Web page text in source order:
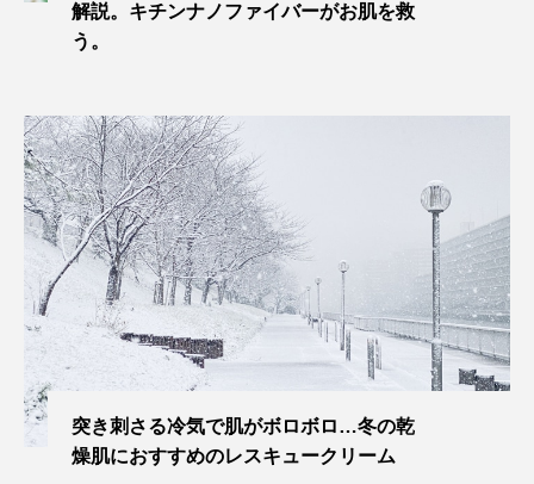
解説。キチンナノファイバーがお肌を救
う。
突き刺さる冷気で肌がボロボロ…冬の乾
燥肌におすすめのレスキュークリーム